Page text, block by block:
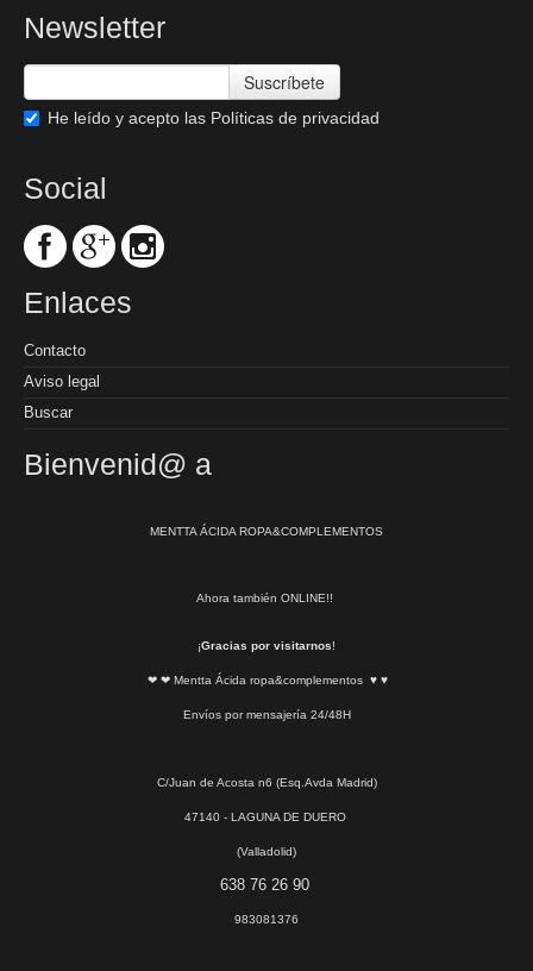
Newsletter
Suscríbete
He leído y acepto las Políticas de privacidad
Social
Enlaces
Contacto
Aviso legal
Buscar
Bienvenid@ a
MENTTA ÁCIDA ROPA&COMPLEMENTOS
Ahora también ONLINE!!
¡Gracias por visitarnos!
❤ ❤ Mentta Ácida ropa&complementos ♥ ♥
Envíos por mensajería 24/48H
C/Juan de Acosta n6 (Esq.Avda Madrid)
47140 - LAGUNA DE DUERO
(Valladolid)
638 76 26 90
983081376